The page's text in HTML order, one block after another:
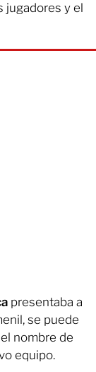
jugadores y el
presentaba a
se puede
nombre de
equipo.